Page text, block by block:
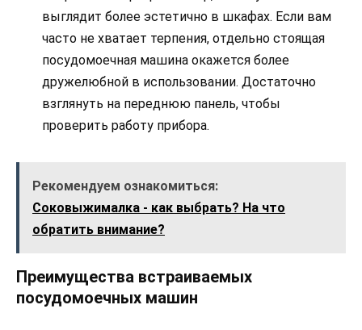
выглядит более эстетично в шкафах. Если вам
часто не хватает терпения, отдельно стоящая
посудомоечная машина окажется более
дружелюбной в использовании. Достаточно
взглянуть на переднюю панель, чтобы
проверить работу прибора.
Рекомендуем ознакомиться:
Соковыжималка - как выбрать? На что
обратить внимание?
Преимущества встраиваемых
посудомоечных машин